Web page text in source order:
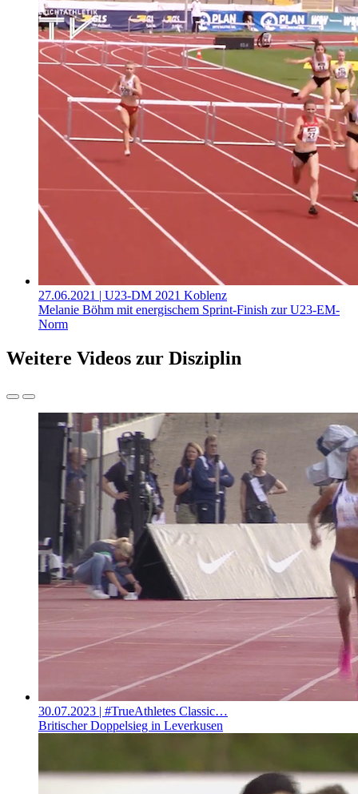
27.06.2021 | U23-DM 2021 Koblenz
Melanie Böhm mit energischem Sprint-Finish zur U23-EM-
Norm
Weitere Videos zur Disziplin
30.07.2023 | #TrueAthletes Classic…
Britischer Doppelsieg in Leverkusen